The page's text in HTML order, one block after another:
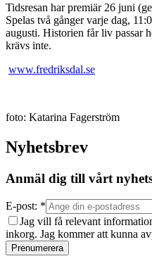
Tidsresan har premiär 26 juni
Spelas två gånger varje dag,
augusti. Historien får liv passar
krävs inte.
www.fredriksdal.se
foto: Katarina Fagerström
Nyhetsbrev
Anmäl dig till vårt
E-post: *
Jag vill få relevant
inkorg. Jag kommer att kunna
Prenumerera